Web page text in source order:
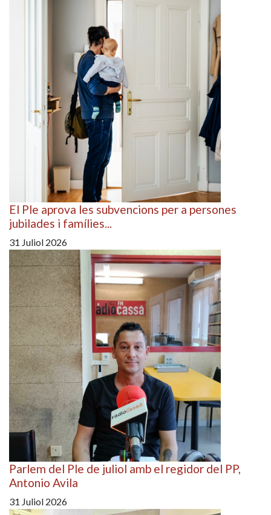
El Ple aprova les subvencions per a persones
jubilades i famílies...
31 Juliol 2026
Parlem del Ple de juliol amb el regidor del PP,
Antonio Avila
31 Juliol 2026